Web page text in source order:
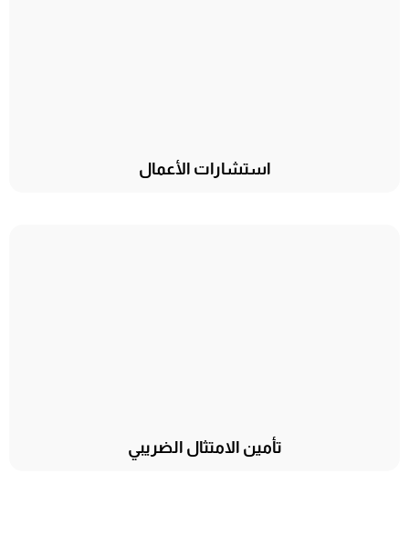
استشارات الأعمال
تأمين الامتثال الضريبي